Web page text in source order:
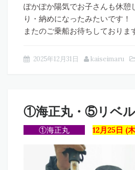
ぽかぽか陽気でお子さんも休憩
り・納めになったみたいです！
またのご乗船お待ちしておりま
2025年12月31日 kaiseimaru
①海正丸・⑤リベ
①海正丸 12月25日 (